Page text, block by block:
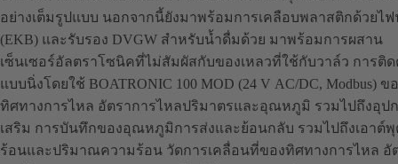
อย่างเต็มรูปแบบ นอกจากนี้ยังมาพร้อมการเคลือบพลาสติกด้วยไ
(EKB) และรับรอง DVGW สำหรับน้ำดื่มด้วย มาพร้อมการผสาน
เซ็นเซอร์อัลตราโซนิคที่ไม่สัมผัสกับของเหลวที่ใช้กับวาล์ว การติ
แบบนิ่งโดยใช้ BOATRONIC 100 MOD (24 V AC/DC, Modbus) ข
ทิศทางการไหล อัตราการไหลปริมาตรและอุณหภูมิ รวมไปถึงอุป
เสริม การบันทึกของอุณหภูมิการส่งและย้อนกลับ รวมไปถึงเอาต์
ร้อนและปริมาณความร้อน วัดการเคลื่อนที่ของทิศทางการไหล อั